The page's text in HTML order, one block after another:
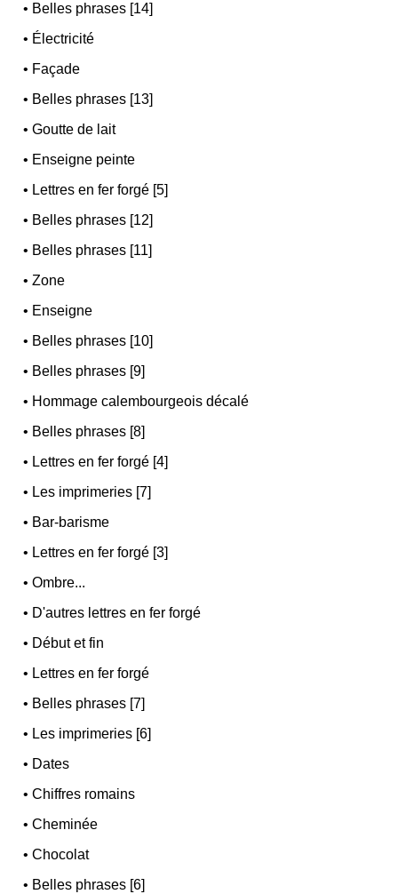
• Belles phrases [14]
• Électricité
• Façade
• Belles phrases [13]
•Goutte de lait
• Enseigne peinte
• Lettres en fer forgé [5]
• Belles phrases [12]
• Belles phrases [11]
•Zone
• Enseigne
• Belles phrases [10]
• Belles phrases [9]
• Hommage calembourgeois décalé
• Belles phrases [8]
• Lettres en fer forgé [4]
• Les imprimeries [7]
• Bar-barisme
• Lettres en fer forgé [3]
•Ombre...
• D'autres lettres en fer forgé
• Début et fin
• Lettres en fer forgé
• Belles phrases [7]
• Les imprimeries [6]
• Dates
•Chiffres romains
•Cheminée
•Chocolat
• Belles phrases [6]